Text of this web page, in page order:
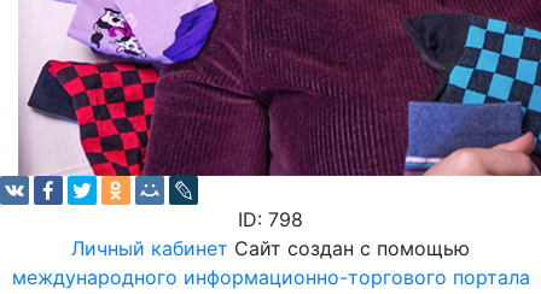
ID: 798
Личный кабинет Сайт создан с помощью
международного информационно-торгового портала